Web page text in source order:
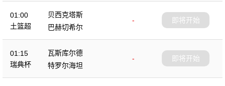
01:00
土篮超
贝西克塔斯
-
巴赫切希尔
即将开始
01:15
瑞典杯
瓦斯库尔德
-
特罗尔海坦
即将开始